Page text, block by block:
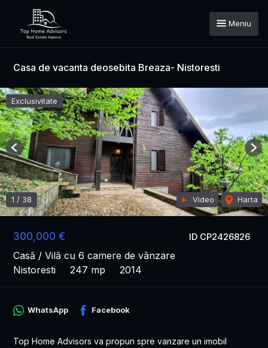
Meniu
Casa de vacanta deosebita Breaza- Nistoresti
ID CP2426826
300,000 €
Casă / Vilă cu 6 camere de vânzare
Nistoresti
247 mp 2014
Exclusivitate
1 / 38 Video Harta
Previous
WhatsApp Facebook
Top Home Advisors va propun spre vanzare un imobil